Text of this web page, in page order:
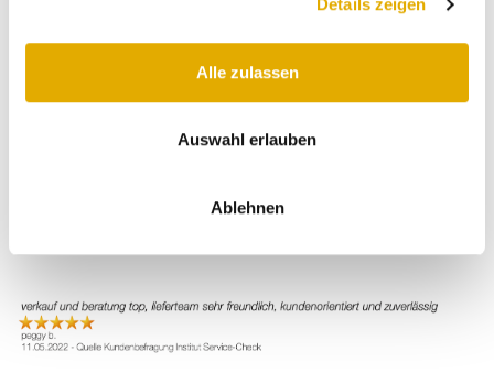
Details zeigen
Alle zulassen
Auswahl erlauben
Ablehnen
spiegeln sich auch in den Bewertungen der Kunden
wider. So auch bei folgenden Kommentaren:
Ausschnitt der begeisterten Kundenbewertungen der Möbel-Schau